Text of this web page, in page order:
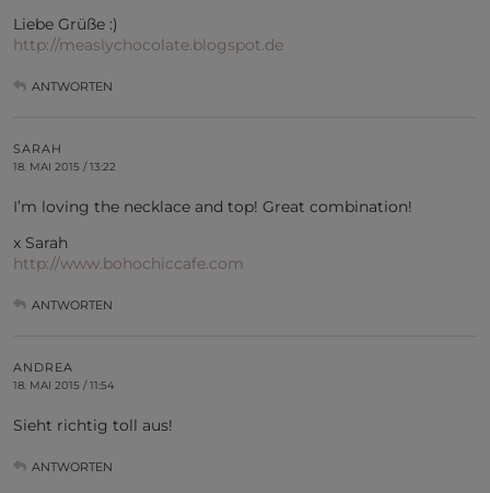
Liebe Grüße :)
http://measlychocolate.blogspot.de
ANTWORTEN
SARAH
18. MAI 2015 / 13:22
I’m loving the necklace and top! Great combination!
x Sarah
http://www.bohochiccafe.com
ANTWORTEN
ANDREA
18. MAI 2015 / 11:54
Sieht richtig toll aus!
ANTWORTEN